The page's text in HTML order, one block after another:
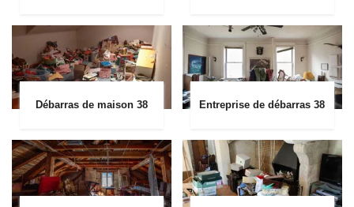
Débarras de maison 38 Entreprise de débarras 38